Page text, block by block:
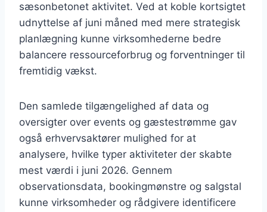
sæsonbetonet aktivitet. Ved at koble kortsigtet
udnyttelse af juni måned med mere strategisk
planlægning kunne virksomhederne bedre
balancere ressourceforbrug og forventninger til
fremtidig vækst.
Den samlede tilgængelighed af data og
oversigter over events og gæstestrømme gav
også erhvervsaktører mulighed for at
analysere, hvilke typer aktiviteter der skabte
mest værdi i juni 2026. Gennem
observationsdata, bookingmønstre og salgstal
kunne virksomheder og rådgivere identificere